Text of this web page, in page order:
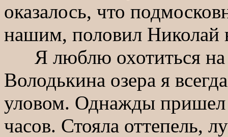
оказалось, что
нашим, половил Николай
Я люблю охотиться на
Володькина озера я
уловом. Однажды пришел
часов. Стояла оттепель,